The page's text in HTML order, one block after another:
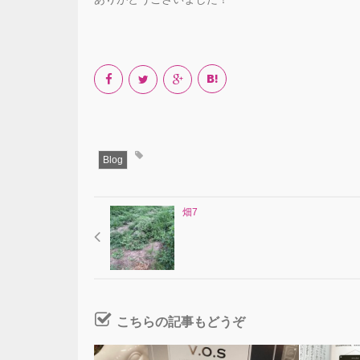
Blog
畑7
こちらの記事もどうぞ